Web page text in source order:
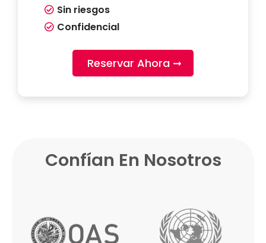
Sin riesgos
Confidencial
Reservar Ahora ➞
Confían En Nosotros